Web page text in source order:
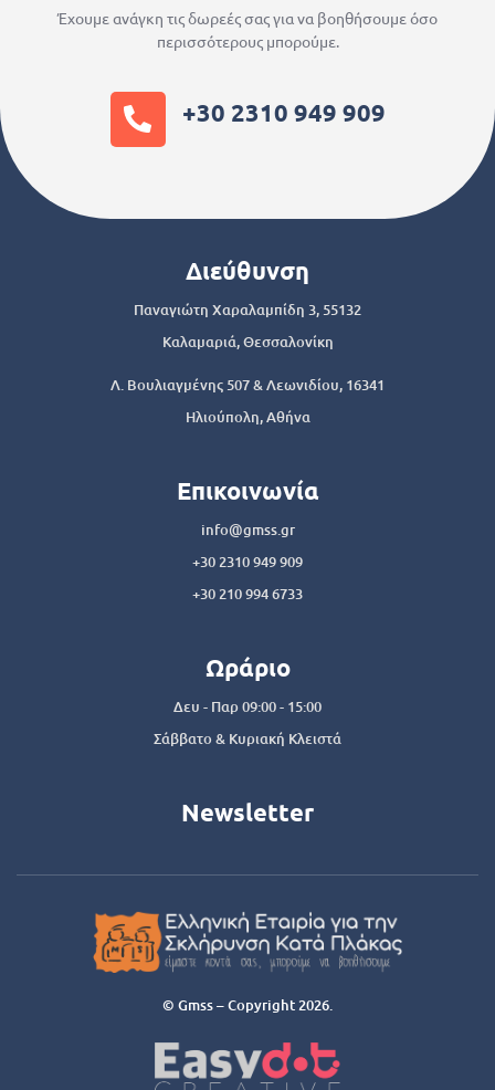
Έχουμε ανάγκη τις δωρεές σας για να βοηθήσουμε όσο
περισσότερους μπορούμε.
+30 2310 949 909
Διεύθυνση
Παναγιώτη Χαραλαμπίδη 3, 55132
Καλαμαριά, Θεσσαλονίκη
Λ. Βουλιαγμένης 507 & Λεωνιδίου, 16341
Ηλιούπολη, Αθήνα
Επικοινωνία
info@gmss.gr
+30 2310 949 909
+30 210 994 6733
Ωράριο
Δευ - Παρ 09:00 - 15:00
Σάββατο & Κυριακή Κλειστά
Newsletter
© Gmss – Copyright 2026.